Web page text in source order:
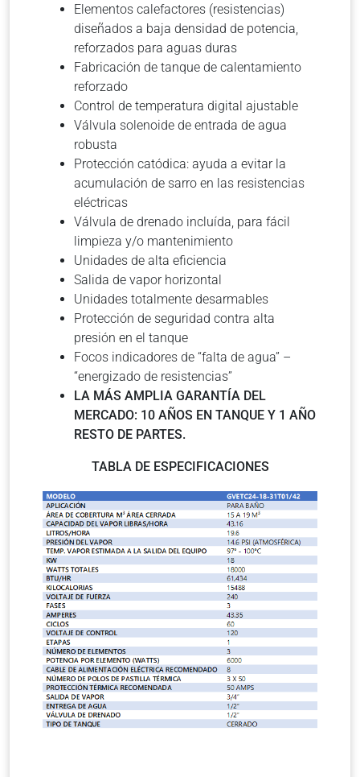
Elementos calefactores (resistencias)
diseñados a baja densidad de potencia,
reforzados para aguas duras
Fabricación de tanque de calentamiento
reforzado
Control de temperatura digital ajustable
Válvula solenoide de entrada de agua
robusta
Protección catódica: ayuda a evitar la
acumulación de sarro en las resistencias
eléctricas
Válvula de drenado incluída, para fácil
limpieza y/o mantenimiento
Unidades de alta eficiencia
Salida de vapor horizontal
Unidades totalmente desarmables
Protección de seguridad contra alta
presión en el tanque
Focos indicadores de “falta de agua” –
“energizado de resistencias”
LA MÁS AMPLIA GARANTÍA DEL
MERCADO: 10 AÑOS EN TANQUE Y 1 AÑO
RESTO DE PARTES.
TABLA DE ESPECIFICACIONES